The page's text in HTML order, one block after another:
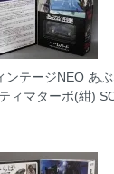
ンテージNEO あ
ィマターボ(紺)